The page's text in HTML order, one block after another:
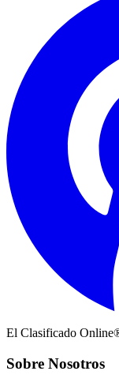
El Clasificado
Sobre Nosotros